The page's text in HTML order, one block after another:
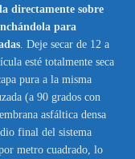
directamente sobre
para
. Deje secar de 12 a
esté totalmente seca
pura a la misma
(a 90 grados con
asfáltica densa
final del sistema
metro cuadrado, lo